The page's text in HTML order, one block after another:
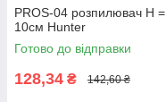
PROS-04 розпилювач Н =
10см Hunter
Готово до відправки
128,34 ₴ 142,60 ₴